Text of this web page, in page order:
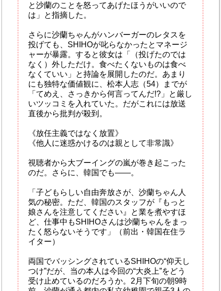
と沙蘭のことを怒ってあげたほうがいいので
は」と指摘した。
さらに沙蘭ちゃんがハンバーガーのレタスを
投げても、SHIHOが叱らなかったとマネージ
ャーが暴露。すると彼女は「（投げたのでは
なく）外しただけ。食べたくないものは食べ
なくていい」と持論を展開したのだ。あまり
にも独特な価値観に、松本人志（54）までが
「てめえ、さっきから何言ってんだ!?」と厳し
いツッコミを入れていた。だがこれには放送
直後から批判が殺到。
《放任主義ではなく放置》
《他人に迷惑かけるのは親として非常識》
視聴者から大ブーイングの嵐が巻き起こった
のだ。さらに、韓国でも――。
「子どもらしい自由奔放さが、沙蘭ちゃん人
気の秘密。ただ、韓国のスタッフが『もっと
娘さんを注意してください』と業を煮やすほ
ど、仕事中もSHIHOさんは沙蘭ちゃんをまっ
たく怒らないそうです」（前出・韓国在住ラ
イター）
両国でバッシングされているSHIHOの“仰天し
つけ”だが、当の本人は今回の“大炎上”をどう
受け止めているのだろうか。2月下旬の朝9時